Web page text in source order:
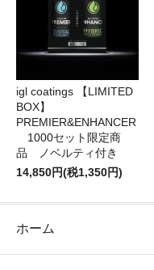
igl coatings 【LIMITED
BOX】
PREMIER&ENHANCER
1000セット限定商
品 ノベルティ付き
14,850円(税1,350円)
ホーム